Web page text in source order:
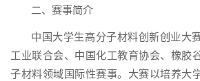
二、赛事简介
中国大学生高分子材料创新创业大
工业联合会、中国化工教育协会、橡胶
子材料领域国际性赛事。大赛以培养大